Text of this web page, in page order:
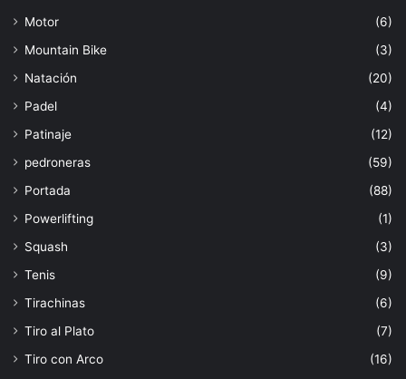
Motor
(6)
Mountain Bike
(3)
Natación
(20)
Padel
(4)
Patinaje
(12)
pedroneras
(59)
Portada
(88)
Powerlifting
(1)
Squash
(3)
Tenis
(9)
Tirachinas
(6)
Tiro al Plato
(7)
Tiro con Arco
(16)